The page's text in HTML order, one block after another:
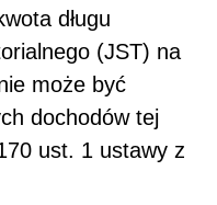
długu
(JST) na
może być
dochodów tej
ust. 1 ustawy z